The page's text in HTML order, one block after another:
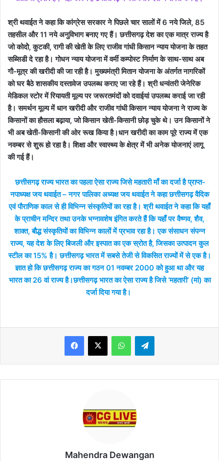
श्री थवाईत ने कहा कि कांग्रेस सरकार ने पिछले चार सालों में 6 नये जिले, 85
तहसील और 11 नये अनुविभाग बनाए गए हैं। छत्तीसगढ़ देश का एक मात्र राज्य है
जो कोदोे, कुटकी, रागी की खेती के लिए राजीव गांधी किसान न्याय योजना के तहत
सब्सिडी दे रहा है। गोधन न्याय योजना में वर्मी कम्पोस्ट निर्माण के साथ-साथ अब
गौ-मूत्र की खरीदी की जा रही है। मुख्यमंत्री मितान योजना के अंतर्गत नागरिकों
को घर बैठे शासकीय दस्तावेज उपलब्ध कराए जा रहे हैं। श्री धन्वंतरी जेनेरिक
मेडिकल स्टोर में रियायती मूल्य पर जरूरतमंदों को दवाईयां उपलब्ध कराई जा रही
है। समर्थन मूल्य में धान खरीदी और राजीव गांधी किसान न्याय योजना ने राज्य के
किसानों का हौसला बढ़ाया, जो किसान खेती-किसानी छोड़ चुके थे। उन किसानों ने
भी अब खेती-किसानी की ओर रूख किया है।धान खरीदी का काम पूरे राज्य में एक
नवम्बर से शुरू हो रहा है। शिक्षा और स्वास्थ्य के क्षेत्र में भी अनेक योजनाएं लागू
की गई हैं।
छत्तीसगढ़ राज्य भारत का पहला ऐसा राज्य जिसे महतारी माँ का दर्जा है प्राप्त-
नपाध्यक्ष जय थवाईत – नगर पालिका अध्यक्ष जय थवाईत ने कहा छत्तीसगढ़ वैदिक
एवं पौराणिक काल से ही विभिन्न संस्कृतियों का रहा है। श्री थवाईत ने कहा कि यहाँ
के प्राचीन मन्दिर तथा उनके भग्नावशेष इंगित करते हैं कि यहाँ पर वैष्णव, शैव,
शाक्त, बौद्ध संस्कृतियों का विभिन्न कालों में प्रभाव रहा है। एक संसाधन संपन्न
राज्य, यह देश के लिए बिजली और इस्पात का एक स्रोत है, जिसका उत्पादन कुल
स्टील का 15% है। छत्तीसगढ़ भारत में सबसे तेजी से विकसित राज्यों में से एक है।
ज्ञात हो कि छत्तीसगढ़ राज्य का गठन 01 नवम्बर 2000 को हुआ था और यह
भारत का 26 वां राज्य है।छत्तीसगढ़ भारत का ऐसा राज्य है जिसे ‘महतारी’ (मां) का
दर्जा दिया गया है।
WhatsAppTelegram
Mahendra Dewangan